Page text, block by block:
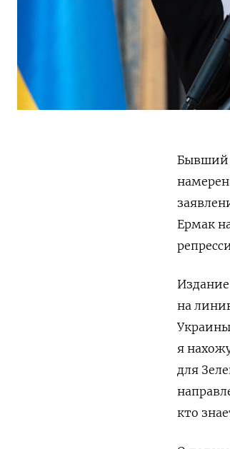
Бывший
намерен
Ермак
на
я
для
кто